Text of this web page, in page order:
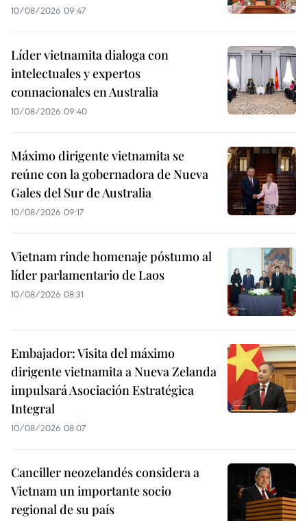
10/08/2026 09:47
Líder vietnamita dialoga con
intelectuales y expertos
connacionales en Australia
10/08/2026 09:40
Máximo dirigente vietnamita se
reúne con la gobernadora de Nueva
Gales del Sur de Australia
10/08/2026 09:17
Vietnam rinde homenaje póstumo al
líder parlamentario de Laos
10/08/2026 08:31
Embajador: Visita del máximo
dirigente vietnamita a Nueva Zelanda
impulsará Asociación Estratégica
Integral
10/08/2026 08:07
Canciller neozelandés considera a
Vietnam un importante socio
regional de su país